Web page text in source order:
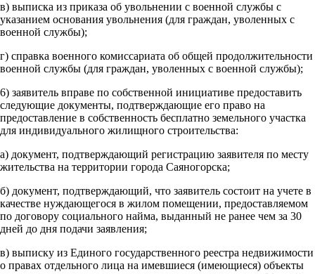
в) выписка из приказа об увольнении с военной службы с
указанием основания увольнения (для граждан, уволенных с
военной службы);
г) справка военного комиссариата об общей продолжительности
военной службы (для граждан, уволенных с военной службы);
6) заявитель вправе по собственной инициативе предоставить
следующие документы, подтверждающие его право на
предоставление в собственность бесплатно земельного участка
для индивидуального жилищного строительства:
а) документ, подтверждающий регистрацию заявителя по месту
жительства на территории города Саяногорска;
б) документ, подтверждающий, что заявитель состоит на учете в
качестве нуждающегося в жилом помещении, предоставляемом
по договору социального найма, выданный не ранее чем за 30
дней до дня подачи заявления;
в) выписку из Единого государственного реестра недвижимости
о правах отдельного лица на имевшиеся (имеющиеся) объекты